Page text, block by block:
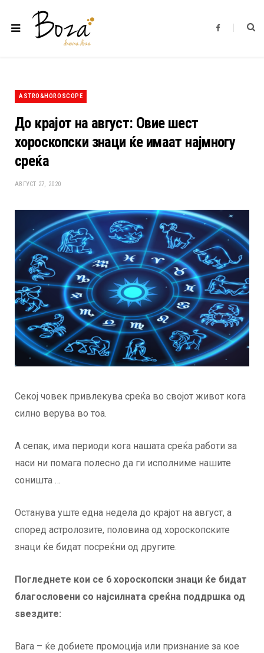
F
b
ASTRO&HOROSCOPE
До крајот на август: Овие шест
хороскопски знаци ќе имаат најмногу
среќа
АВГУСТ 27, 2020
Секој човек привлекува среќа во својот живот кога
силно верува во тоа.
А сепак, има периоди кога нашата среќа работи за
наси ни помага полесно да ги исполниме нашите
соништа …
Останува уште една недела до крајот на август, а
според астролозите, половина од хороскопските
знаци ќе бидат посреќни од другите.
Погледнете кои се 6 хороскопски знаци ќе бидат
благословени со најсилната среќна поддршка од
ѕвездите:
Вага – ќе добиете промоција или признание за кое